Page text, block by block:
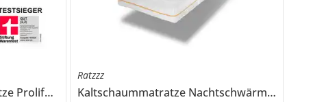
Prolife Supreme KS
Ratzzz
Kaltschaummatratze Nachtschwärmer